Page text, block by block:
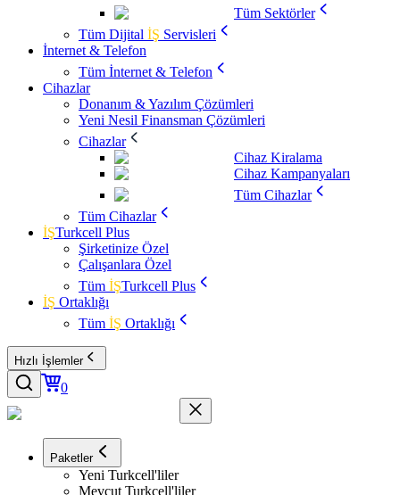
Tüm Sektörler
Tüm Dijital İŞ Servisleri
İnternet & Telefon
Tüm İnternet & Telefon
Cihazlar
Donanım & Yazılım Çözümleri
Yeni Nesil Finansman Çözümleri
Cihazlar
Cihaz Kiralama
Cihaz Kampanyaları
Tüm Cihazlar
Tüm Cihazlar
İŞTurkcell Plus
Şirketinize Özel
Çalışanlara Özel
Tüm İŞTurkcell Plus
İŞ Ortaklığı
Tüm İŞ Ortaklığı
Hızlı İşlemler
0
Paketler
Yeni Turkcell'liler
Mevcut Turkcell'liler